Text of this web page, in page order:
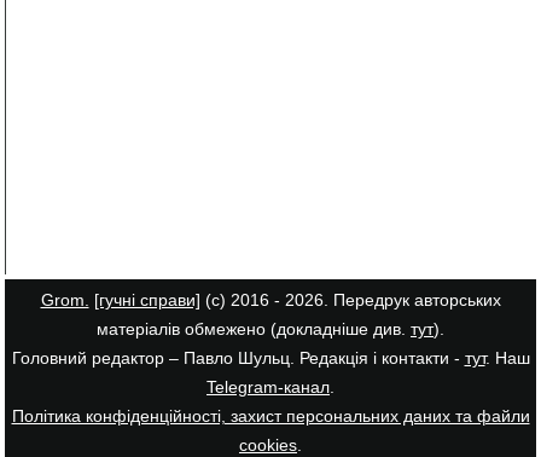
Grom. [гучні справи] (с) 2016 - 2026. Передрук авторських
матеріалів обмежено (докладніше див. тут).
Головний редактор – Павло Шульц. Редакція і контакти - тут. Наш
Telegram-канал
Політика конфіденційності, захист персональних даних та файли
cookies